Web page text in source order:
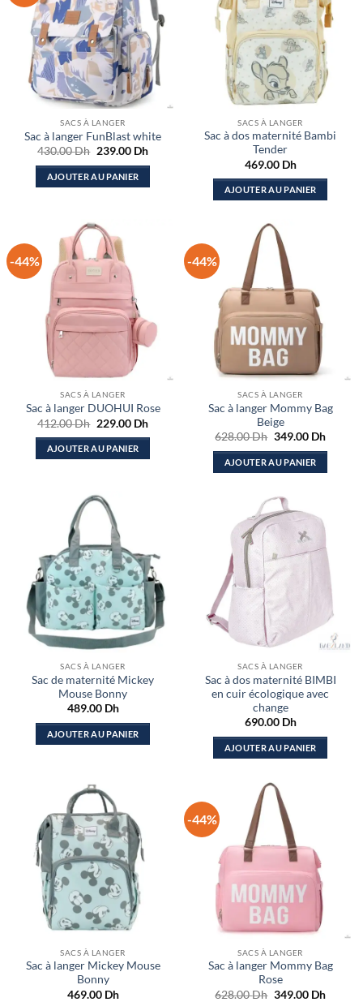
SACS À LANGER
Sac à langer FunBlast white
430.00Dh Le
initial
était :
239.00 DhLe
actuel
AJOUTER AU PANIER
SACS À LANGER
Sac à dos maternité Bambi
Tender
469.00 Dh
AJOUTER AU PANIER
-44%
SACS À LANGER
Sac à langer DUOHUI Rose
412.00Dh Le
initial
était :
229.00 DhLe
actuel
AJOUTER AU PANIER
-44%
SACS À LANGER
Sac à langer Mommy Bag
Beige
628.00Dh Le
initial
était :
349.00 DhLe
actuel
AJOUTER AU PANIER
SACS À LANGER
Sac de maternité Mickey
Mouse Bonny
489.00 Dh
AJOUTER AU PANIER
SACS À LANGER
Sac à dos maternité BIMBI
en cuir écologique avec
change
690.00 Dh
AJOUTER AU PANIER
SACS À LANGER
Sac à langer Mickey Mouse
Bonny
469.00 Dh
-44%
SACS À LANGER
Sac à langer Mommy Bag
Rose
628.00Dh Le
349.00 DhLe